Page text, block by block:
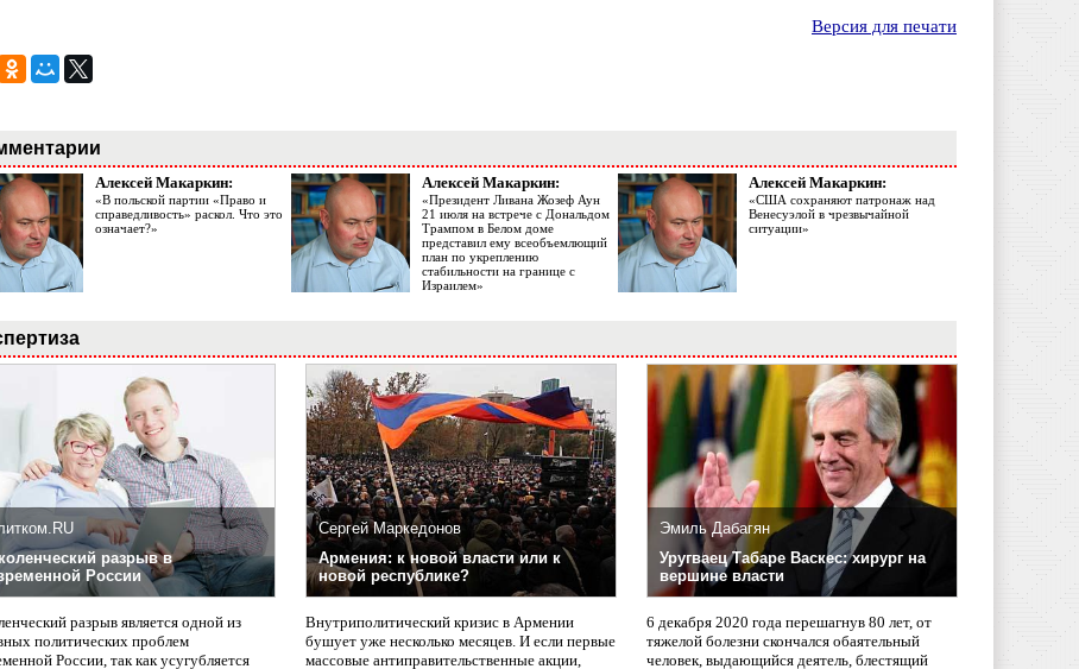
Версия для печати
Алексей Макаркин:
«В польской партии «Право и
справедливость» раскол. Что это
означает?»
Алексей Макаркин:
«Президент Ливана Жозеф Аун
21 июля на встрече с Дональдом
Трампом в Белом доме
представил ему всеобъемлющий
план по укреплению
стабильности на границе с
Израилем»
Алексей Макаркин:
«США сохраняют патронаж над
Венесуэлой в чрезвычайной
ситуации»
разрыв в
России
разрыв является одной из
политических проблем
России, так как усугубляется
Сергей Маркедонов
Армения: к новой власти или к
новой республике?
Внутриполитический кризис в Армении
бушует уже несколько месяцев. И если первые
массовые антиправительственные акции,
Эмиль Дабагян
Уругваец Табаре Васкес: хирург на
вершине власти
6 декабря 2020 года перешагнув 80 лет, от
тяжелой болезни скончался обаятельный
человек, выдающийся деятель, блестящий